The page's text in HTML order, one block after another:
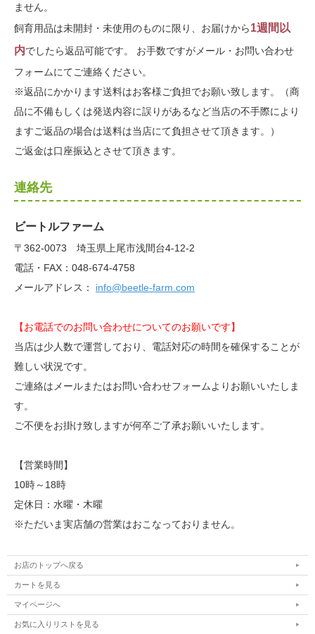
ません。
飼育用品は未開封・未使用のものに限り、お届けから1週間以
内でしたら返品可能です。 お手数ですがメール・お問い合わせ
フォームにてご連絡ください。
※返品にかかります送料はお客様ご負担でお願い致します。（商
品に不備もしくは発送内容に誤りがあるなど当店の不手際により
ますご返品の場合は送料は当店にて負担させて頂きます。）
ご返金は口座振込とさせて頂きます。
連絡先
ビートルファーム
〒362-0073 埼玉県上尾市浅間台4-12-2
電話・FAX：048-674-4758
メールアドレス： info@beetle-farm.com
【お電話でのお問い合わせについてのお願いです】
当店は少人数で運営しており、電話対応の時間を確保することが
難しい状況です。
ご連絡はメールまたはお問い合わせフォームよりお願いいたしま
す。
ご不便をお掛け致しますが何卒ご了承お願いいたします。
【営業時間】
10時～18時
定休日：水曜・木曜
※ただいま実店舗の営業はおこなっておりません。
お店のトップへ戻る
カートを見る
マイページへ
お気に入りリストを見る